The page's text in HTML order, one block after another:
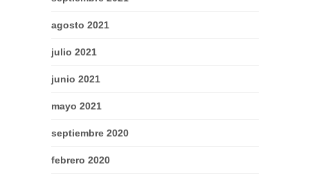
agosto 2021
julio 2021
junio 2021
mayo 2021
septiembre 2020
febrero 2020